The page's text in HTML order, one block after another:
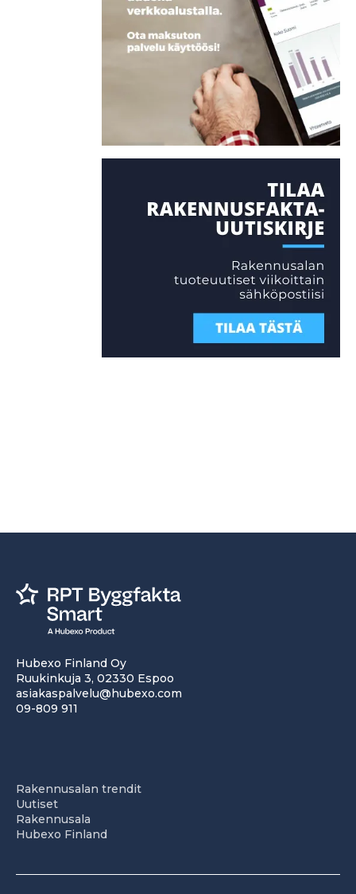
Hubexo Finland Oy
Ruukinkuja 3, 02330 Espoo
asiakaspalvelu@hubexo.com
09-809 911
Rakennusalan trendit
Uutiset
Rakennusala
Hubexo Finland